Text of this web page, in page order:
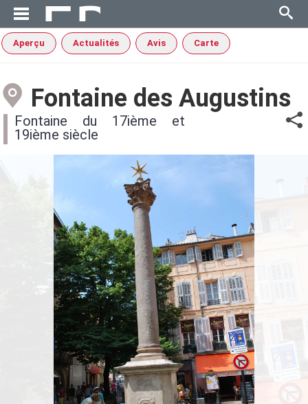
Aperçu Actualités Avis Carte
Fontaine des Augustins
Fontaine du 17ième et
19ième siècle